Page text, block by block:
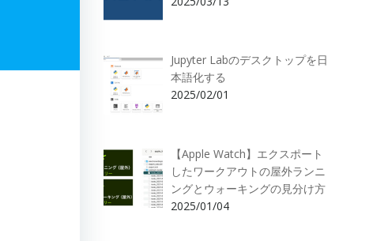
Jupyter Labのデスクトップを日
本語化する
2025/02/01
【Apple Watch】エクスポート
したワークアウトの屋外ランニ
ングとウォーキングの見分け方
2025/01/04